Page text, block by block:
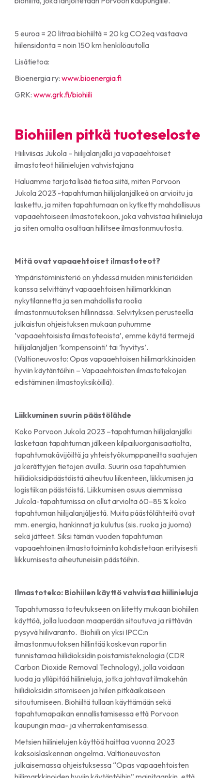
5 euroa = 20 litraa biohiiltä = 20 kg CO2eq vastaava
hiilensidonta = noin 150 km henkilöautolla
Lisätietoa:
Bioenergia ry: www.bioenergia.fi
GRK: www.grk.fi/biohiili
Biohiilen pitkä tuoteseloste
Hiiliviisas Jukola – hiilijalanjälki ja vapaaehtoiset
ilmastoteot hiilinielujen vahvistajana
Haluamme tarjota lisää tietoa siitä, miten Porvoon
Jukola 2023 -tapahtuman hiilijalanjälkeä on arvioitu ja
laskettu, ja miten tapahtumaan on kytketty mahdollisuus
vapaaehtoiseen ilmastotekoon, joka vahvistaa hiilinieluja
ja siten omalta osaltaan hillitsee ilmastonmuutosta.
Mitä ovat vapaaehtoiset ilmastoteot?
Ympäristöministeriö on yhdessä muiden ministeriöiden
kanssa selvittänyt vapaaehtoisen hiilimarkkinan
nykytilannetta ja sen mahdollista roolia
ilmastonmuutoksen hillinnässä. Selvityksen perusteella
julkaistun ohjeistuksen mukaan puhumme
’vapaaehtoisista ilmastoteoista’, emme käytä termejä
hiilijalanjäljen ’kompensointi’ tai ’hyvitys’.
(Valtioneuvosto: Opas vapaaehtoisen hiilimarkkinoiden
hyviin käytäntöihin – Vapaaehtoisten ilmastotekojen
edistäminen ilmastoyksiköillä).
Liikkuminen suurin päästölähde
Koko Porvoon Jukola 2023 –tapahtuman hiilijalanjälki
lasketaan tapahtuman jälkeen kilpailuorganisaatiolta,
tapahtumakävijöiltä ja yhteistyökumppaneilta saatujen
ja kerättyjen tietojen avulla. Suurin osa tapahtumien
hiilidioksidipäästöistä aiheutuu liikenteen, liikkumisen ja
logistiikan päästöistä. Liikkumisen osuus aiemmissa
Jukola-tapahtumissa on ollut arviolta 60–85 % koko
tapahtuman hiilijalanjäljestä. Muita päästölähteitä ovat
mm. energia, hankinnat ja kulutus (sis. ruoka ja juoma)
sekä jätteet. Siksi tämän vuoden tapahtuman
vapaaehtoinen ilmastotoiminta kohdistetaan erityisesti
liikkumisesta aiheutuneisiin päästöihin.
Ilmastoteko: Biohiilen käyttö vahvistaa hiilinieluja
Tapahtumassa toteutukseen on liitetty mukaan biohiilen
käyttöä, jolla luodaan maaperään sitoutuva ja riittävän
pysyvä hiilivaranto. Biohiili on yksi IPCC:n
ilmastonmuutoksen hillintää koskevan raportin
tunnistamaa hiilidioksidin poistamisteknologia (CDR
Carbon Dioxide Removal Technology), jolla voidaan
luoda ja ylläpitää hiilinieluja, jotka johtavat ilmakehän
hiilidioksidin sitomiseen ja hiilen pitkäaikaiseen
sitoutumiseen. Biohiiltä tullaan käyttämään sekä
tapahtumapaikan ennallistamisessa että Porvoon
kaupungin maa- ja viherrakentamisessa.
Metsien hiilinielujen käyttöä haittaa vuonna 2023
kaksoislaskennan ongelma. Valtioneuvoston
julkaisemassa ohjeistuksessa “Opas vapaaehtoisten